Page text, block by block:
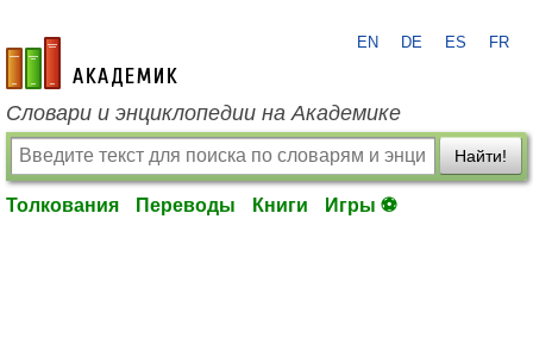
academic.ru
EN DE ES FR
Словари и энциклопедии на Академике
Найти!
Толкования Переводы Книги Игры ⚽